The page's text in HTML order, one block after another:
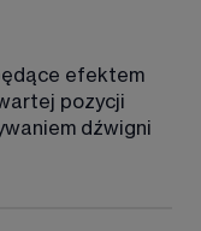
efektem
pozycji
dźwigni